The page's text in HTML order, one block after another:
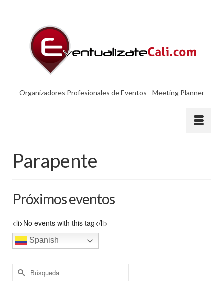
Organizadores Profesionales de Eventos - Meeting Planner
Parapente
Próximos eventos
<li>No events with this tag</li>
Spanish
Buscar
por: